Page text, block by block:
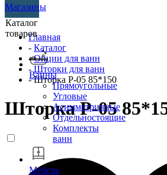
Магазины
Каталог
товаров
Ванны
Прямоугольные
Угловые
Асимметричные
Отдельностоящие
Комплекты
ванн
Мебель
Главная
- Каталог
-Опции для ванн
- Шторки для ванн
- Шторка P-05 85*150
Шторка P-05